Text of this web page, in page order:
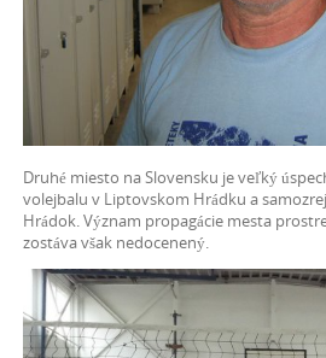
Druhé miesto na Slovensku je veľký
volejbalu v Liptovskom Hrádku a
Hrádok. Význam propagácie mesta
zostáva však nedocenený.